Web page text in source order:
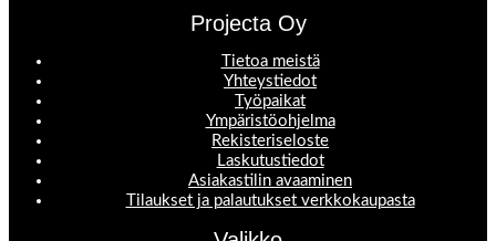
Projecta Oy
Tietoa meistä
Yhteystiedot
Työpaikat
Ympäristöohjelma
Rekisteriseloste
Laskutustiedot
Asiakastilin avaaminen
Tilaukset ja palautukset verkkokaupasta